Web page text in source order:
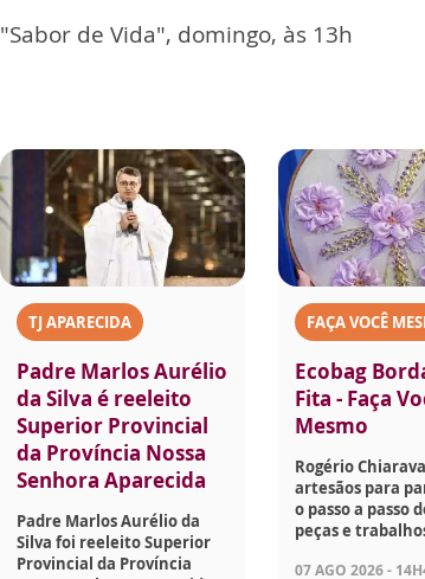
"Sabor de Vida", domingo, às 13h
TJ APARECIDA
Padre Marlos Aurélio
da Silva é reeleito
Superior Provincial
da Província Nossa
Senhora Aparecida
Padre Marlos Aurélio da
Silva foi reeleito Superior
Provincial da Província
FAÇA VOCÊ
Ecobag
Fita - Faça
Mesmo
Rogério
artesãos para
o passo a passo
peças e
07 AGO 2026 -